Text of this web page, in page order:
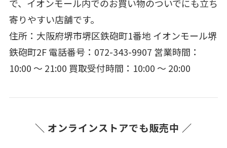
で、イオンモール内でのお買い物のついでにも立ち
寄りやすい店舗です。
住所：大阪府堺市堺区鉄砲町1番地 イオンモール堺
鉄砲町2F 電話番号：072-343-9907 営業時間：
10:00 ～ 21:00 買取受付時間：10:00 ～ 20:00
＼ オンラインストアでも販売中 ／